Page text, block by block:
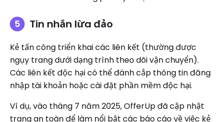
Tin nhắn lừa đảo
Kẻ tấn công triển khai các liên kết (thường được
ngụy trang dưới dạng trình theo dõi vận chuyển).
Các liên kết độc hại có thể đánh cắp thông tin đăng
nhập tài khoản hoặc cài đặt phần mềm độc hại.
Ví dụ, vào tháng 7 năm 2025, OfferUp đã cập nhật
trang an toàn để làm nổi bật các báo cáo về việc kẻ